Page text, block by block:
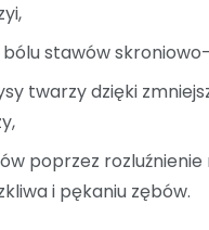
bólu stawów
twarzy dzięki
poprzez
i pękaniu zębów.